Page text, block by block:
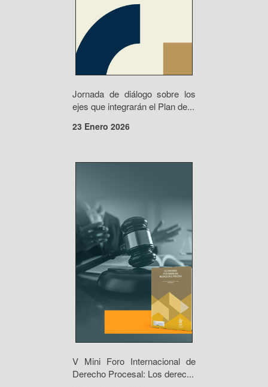
Jornada de diálogo sobre los
ejes que integrarán el Plan de...
23 Enero 2026
V Mini Foro Internacional de
Derecho Procesal: Los derec...